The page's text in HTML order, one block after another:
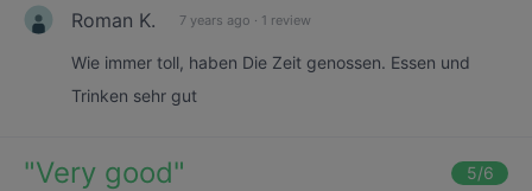
Roman K. 7 years ago · 1 review
Wie immer toll, haben Die Zeit genossen. Essen und
Trinken sehr gut
"Very good" 5/6